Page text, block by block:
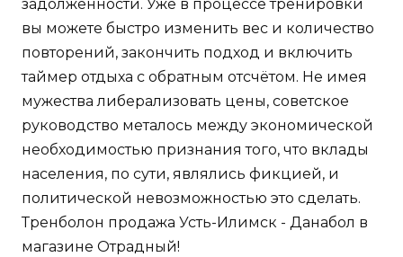
задолженности. Уже в процессе тренировки
вы можете быстро изменить вес и количество
повторений, закончить подход и включить
таймер отдыха с обратным отсчётом. Не имея
мужества либерализовать цены, советское
руководство металось между экономической
необходимостью признания того, что вклады
населения, по сути, являлись фикцией, и
политической невозможностью это сделать.
Тренболон продажа Усть-Илимск - Данабол в
магазине Отрадный!